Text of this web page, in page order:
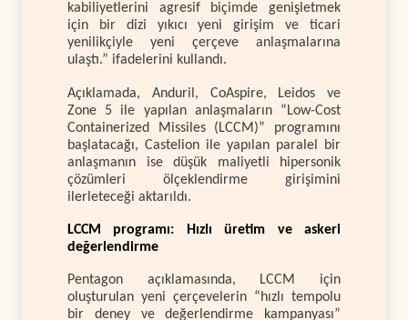
kabiliyetlerini agresif biçimde genişletmek
için bir dizi yıkıcı yeni girişim ve ticari
yenilikçiyle yeni çerçeve anlaşmalarına
ulaştı.” ifadelerini kullandı.
Açıklamada, Anduril, CoAspire, Leidos ve
Zone 5 ile yapılan anlaşmaların “Low-Cost
Containerized Missiles (LCCM)” programını
başlatacağı, Castelion ile yapılan paralel bir
anlaşmanın ise düşük maliyetli hipersonik
çözümleri ölçeklendirme girişimini
ilerleteceği aktarıldı.
LCCM programı: Hızlı üretim ve askeri
değerlendirme
Pentagon açıklamasında, LCCM için
oluşturulan yeni çerçevelerin “hızlı tempolu
bir deney ve değerlendirme kampanyası”